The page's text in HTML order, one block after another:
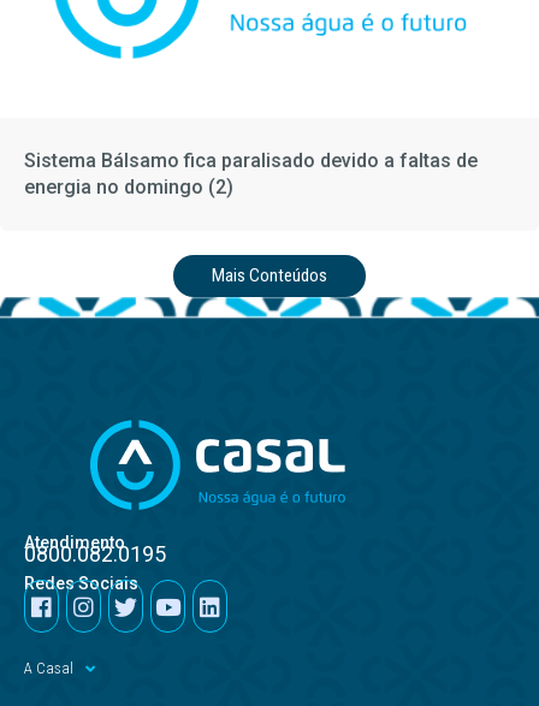
Sistema Bálsamo fica paralisado devido a faltas de
energia no domingo (2)
Mais Conteúdos
Atendimento
0800.082.0195
Redes Sociais
A Casal